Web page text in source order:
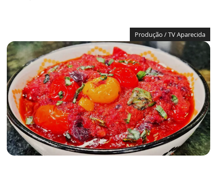
Produção / TV Aparecida